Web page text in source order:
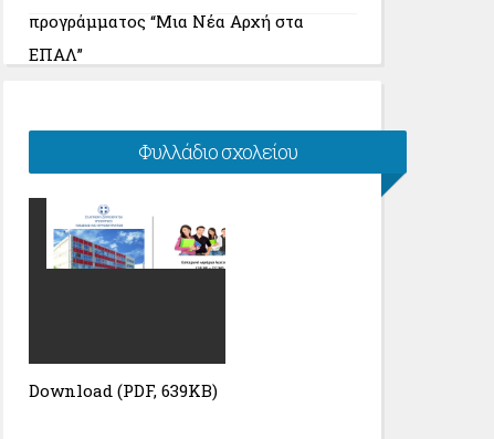
προγράμματος “Μια Νέα Αρχή στα
ΕΠΑΛ”
Φυλλάδιο σχολείου
Download (PDF, 639KB)